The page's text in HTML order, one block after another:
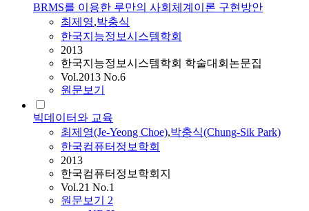
BRMS를 이용한 루만의 사회체계이론 구현방안
최제영,박충식
한국지능정보시스템학회
2013
한국지능정보시스템학회 학술대회논문집
Vol.2013 No.6
원문보기
빅데이터와 교육
최제영(Je-Yeong Choe),박충식(Chung-Sik Park)
한국컴퓨터정보학회
2013
한국컴퓨터정보학회지
Vol.21 No.1
원문보기 2